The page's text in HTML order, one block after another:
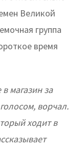
Великой
группа
время
магазин за
ворчал.
ходит в